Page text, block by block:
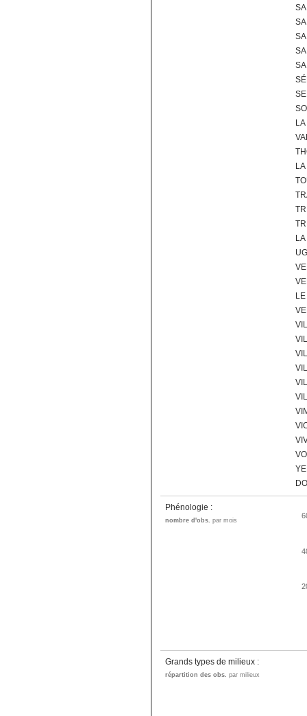
Phénologie :
nombre d'obs. par mois
Grands types de milieux :
répartition des obs. par milieux